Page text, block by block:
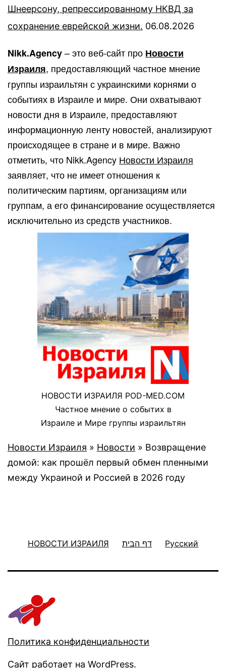
Шнеерсону, репрессированному НКВД за
сохранение еврейской жизни. 06.08.2026
Nikk.Agency– это веб-сайт про Новости
Израиля, предоставляющий частное мнение
группы израильтян с украинскими корнями о
событиях в Израиле и мире. Они охватывают
новости дня в Израиле, предоставляют
информационную ленту новостей, анализируют
происходящее в стране и в мире. Важно
отметить, что Nikk.Agency Новости Израиля
заявляет, что не имеет отношения к
политическим партиям, организациям или
группам, а его финансирование осуществляется
исключительно из средств участников.
НОВОСТИ ИЗРАИЛЯ POD-MED.COM
Частное мнение о событих в
Израиле и Мире группы израильтян
Новости Израиля » Новости » Возвращение
домой: как прошёл первый обмен пленными
между Украиной и Россией в 2026 году
НОВОСТИ ИЗРАИЛЯ דף הבית Русский
Политика конфиденциальности
Сайт работает на WordPress.